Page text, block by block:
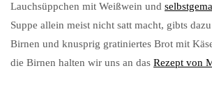
Lauchsüppchen mit Weißwein und
Suppe allein meist nicht satt macht, gibts
Birnen und knusprig gratiniertes Brot mit
die Birnen halten wir uns an das Rezept von